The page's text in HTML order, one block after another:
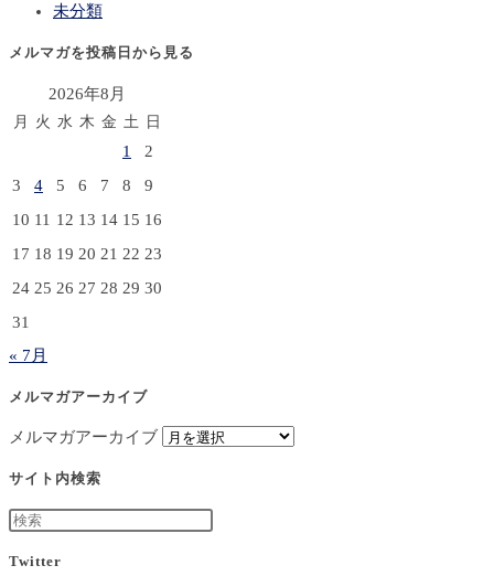
未分類
メルマガを投稿日から見る
2026年8月
月 火 水 木 金 土 日
1
2
3
4 5 6 7 8
9
10 11 12 13 14 15 16
17 18 19 20 21 22 23
24 25 26 27 28 29 30
31
« 7月
メルマガアーカイブ
メルマガアーカイブ
サイト内検索
Twitter